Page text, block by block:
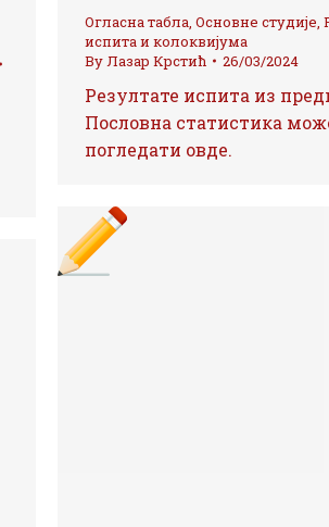
Огласна табла, Основне студије,
испита и колоквијума
ByЛазар Крстић 26/03/2024
Резултате испита из
Пословна статистика
погледати овде.